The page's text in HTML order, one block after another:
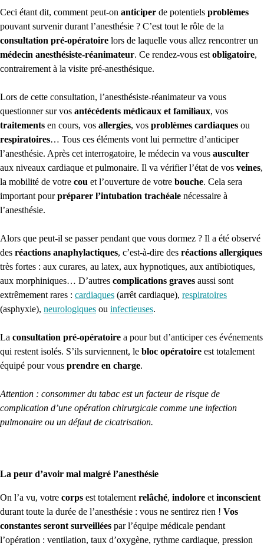
Ceci étant dit, comment peut-on anticiper de potentiels problèmes
pouvant survenir durant l’anesthésie ? C’est tout le rôle de la
consultation pré-opératoire lors de laquelle vous allez rencontrer un
médecin anesthésiste-réanimateur. Ce rendez-vous estobligatoire,
contrairement à la visite pré-anesthésique.
Lors de cette consultation, l’anesthésiste-réanimateur va vous
questionner sur vos antécédents médicaux et familiaux, vos
traitements en cours, vos allergies, vos problèmes cardiaques ou
respiratoires… Tous ces éléments vont lui permettre d’anticiper
l’anesthésie. Après cet interrogatoire, le médecin va vous ausculter
aux niveaux cardiaque et pulmonaire. Il va vérifier l’état de vos veines,
la mobilité de votre cou et l’ouverture de votre bouche. Cela sera
important pourpréparer l’intubation trachéale nécessaire à
l’anesthésie.
Alors que peut-il se passer pendant que vous dormez ? Il a été observé
des réactions anaphylactiques, c’est-à-dire des réactions allergiques
très fortes : aux curares, au latex, aux hypnotiques, aux antibiotiques,
aux morphiniques… D’autres complications graves aussi sont
extrêmement rares : cardiaques (arrêt cardiaque), respiratoires
(asphyxie), neurologiques ou infectieuses.
La consultation pré-opératoire a pour but d’anticiper ces événements
qui restent isolés. S’ils surviennent, le bloc opératoire est totalement
équipé pour vous prendre en charge.
Attention : consommer du tabac est un facteur de risque de
complication d’une opération chirurgicale comme une infection
pulmonaire ou un défaut de cicatrisation.
La peur d’avoir mal malgré l’anesthésie
On l’a vu, votre corps est totalementrelâché, indolore etinconscient
durant toute la durée de l’anesthésie : vous ne sentirez rien ! Vos
constantes seront surveillées par l’équipe médicale pendant
l’opération : ventilation, taux d’oxygène, rythme cardiaque, pression